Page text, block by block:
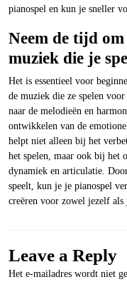
pianospel en kun je sneller
Neem de tijd
muziek die je
Het is essentieel voor
de muziek die ze spelen
naar de melodieën en
ontwikkelen van de
helpt niet alleen bij het
het spelen, maar ook bij het
dynamiek en articulatie.
speelt, kun je je pianospel
creëren voor zowel jezelf als
Leave a Reply
Het e-mailadres wordt niet